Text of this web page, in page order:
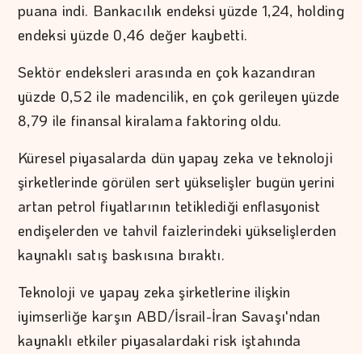
puana indi. Bankacılık endeksi yüzde 1,24, holding
endeksi yüzde 0,46 değer kaybetti.
Sektör endeksleri arasında en çok kazandıran
yüzde 0,52 ile madencilik, en çok gerileyen yüzde
8,79 ile finansal kiralama faktoring oldu.
Küresel piyasalarda dün yapay zeka ve teknoloji
şirketlerinde görülen sert yükselişler bugün yerini
artan petrol fiyatlarının tetiklediği enflasyonist
endişelerden ve tahvil faizlerindeki yükselişlerden
kaynaklı satış baskısına bıraktı.
Teknoloji ve yapay zeka şirketlerine ilişkin
iyimserliğe karşın ABD/İsrail-İran Savaşı'ndan
kaynaklı etkiler piyasalardaki risk iştahında